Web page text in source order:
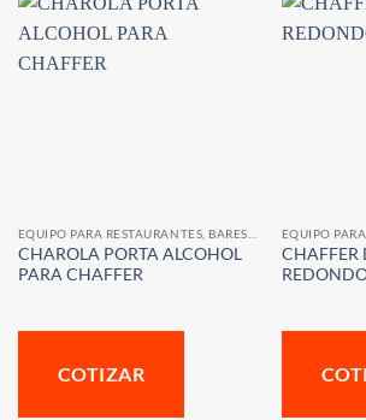
CHAROLA PORTA ALCOHOL
PARA CHAFFER
COTIZAR
CHAFFER